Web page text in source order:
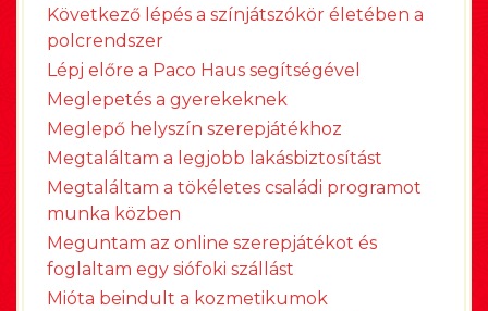
Következő lépés a színjátszókör életében a
polcrendszer
Lépj előre a Paco Haus segítségével
Meglepetés a gyerekeknek
Meglepő helyszín szerepjátékhoz
Megtaláltam a legjobb lakásbiztosítást
Megtaláltam a tökéletes családi programot
munka közben
Meguntam az online szerepjátékot és
foglaltam egy siófoki szállást
Mióta beindult a kozmetikumok